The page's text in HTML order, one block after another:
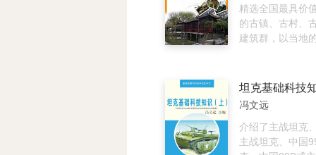
的大面积制备及
铅钙钛矿材料、
点、钙钛矿探测
理、化学、材料
的高年级本科生
及从事光电领域
产学研人员的一
的参考书。
能源角逐，数十
业的生死博弈，”
超高关税、技术
界？ 翻开本书，
伏从零起步到领
历程！
精选全国最具价
的古镇、古村、
建筑群，以当地
读，旨在让大家
筑的了解，更能
的风土人情、人
建筑背后所蕴含
与旅游的完美结
坦克基础科技
冯文远
介绍了主战坦克
主战坦克、中国